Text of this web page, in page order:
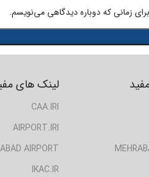
زمانی که دوباره دیدگاهی می‌نویسم.
لینک های
CAA.IRI
AIRPORT.IRI
AIRPORT
IKAC.IR